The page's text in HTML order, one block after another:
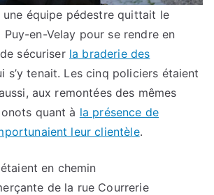
équipe pédestre quittait le
en-Velay pour se rendre en
sécuriser la braderie des
s’y tenait. Les cinq policiers étaient
aux remontées des mêmes
quant à la présence de
leur clientèle.
en chemin
de la rue Courrerie